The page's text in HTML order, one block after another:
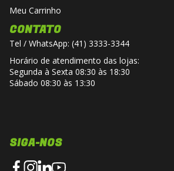
Meu Carrinho
CONTATO
Tel / WhatsApp: (41) 3333-3344
Horário de atendimento das lojas:
Segunda à Sexta 08:30 às 18:30
Sábado 08:30 às 13:30
SIGA-NOS